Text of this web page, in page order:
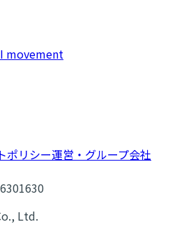
movement
ポリシー運営・グループ会社
Ltd.